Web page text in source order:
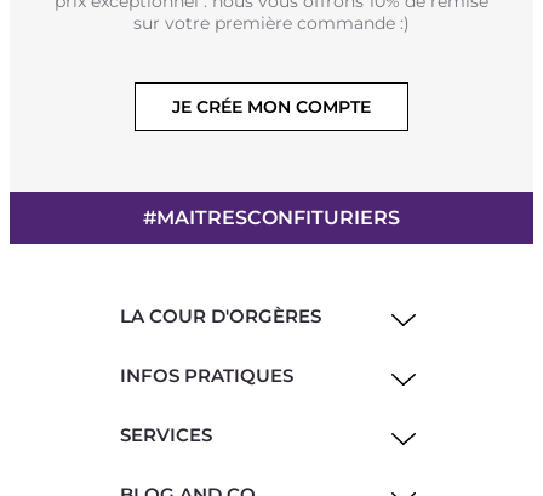
sur votre première commande :)
JE CRÉE MON COMPTE
#MAITRESCONFITURIERS
LA COUR D'ORGÈRES
INFOS PRATIQUES
SERVICES